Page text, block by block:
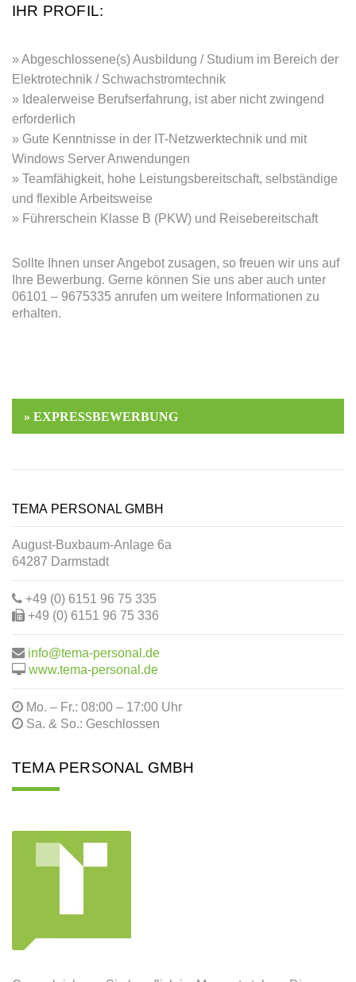
IHR PROFIL:
Abgeschlossene(s) Ausbildung / Studium im Bereich der
Elektrotechnik / Schwachstromtechnik
Idealerweise Berufserfahrung, ist aber nicht zwingend
erforderlich
Gute Kenntnisse in der IT-Netzwerktechnik und mit
Windows Server Anwendungen
Teamfähigkeit, hohe Leistungsbereitschaft, selbständige
und flexible Arbeitsweise
Führerschein Klasse B (PKW) und Reisebereitschaft
Sollte Ihnen unser Angebot zusagen, so freuen wir uns auf
Ihre Bewerbung. Gerne können Sie uns aber auch unter
06101 – 9675335 anrufen um weitere Informationen zu
erhalten.
TEMA PERSONAL GMBH
August-Buxbaum-Anlage 6a
64287 Darmstadt
+49 (0) 6151 96 75 335
+49 (0) 6151 96 75 336
info@tema-personal.de
www.tema-personal.de
Mo. – Fr.: 08:00 – 17:00 Uhr
Sa. & So.: Geschlossen
TEMA PERSONAL GMBH